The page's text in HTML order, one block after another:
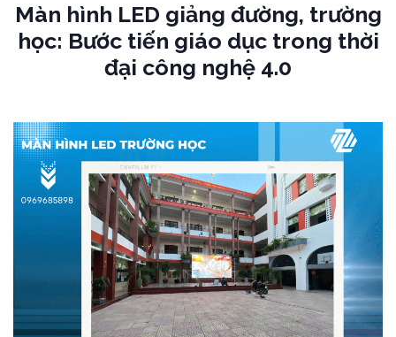
Màn hình LED giảng đường, trường
học: Bước tiến giáo dục trong thời
đại công nghệ 4.0